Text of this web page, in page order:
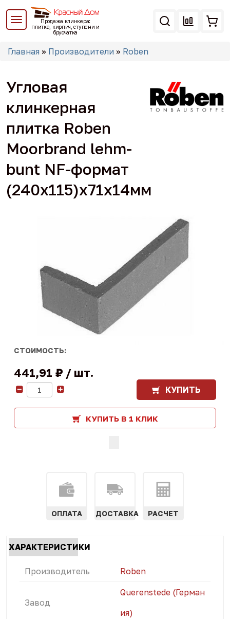
Перейти
основному
Продажа клинкера:
плитка, кирпич, ступени и
брусчатка
Вы
Главная » Производители » Roben
Угловая
клинкерная
плитка Roben
Moorbrand lehm-
bunt NF-формат
(240x115)x71x14мм
СТОИМОСТЬ:
441,91 ₽ шт.
КУПИТЬ
КУПИТЬ В 1 КЛИК
ОПЛАТА ДОСТАВКА РАСЧЕТ
Характеристики
табы
ХАРАКТЕРИСТИКИ
Производитель Roben
Завод
Querenstede (Герман
ия)